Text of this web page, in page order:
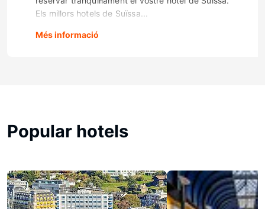
Els millors hotels de Suïssa...
Més informació
Popular hotels